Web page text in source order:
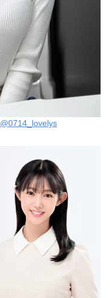
@0714_lovelys